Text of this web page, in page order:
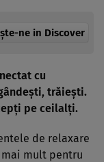
ne in Discover
cu
trăieşti.
pe ceilalţi.
de relaxare
mult pentru